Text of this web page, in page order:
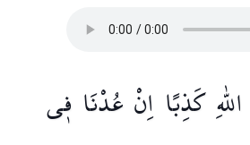
اللّٰهِكَذِبًا اِنْ عُدْنَا ف۪ي